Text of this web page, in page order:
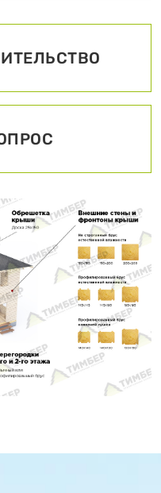
СТРОИТЕЛЬСТВО